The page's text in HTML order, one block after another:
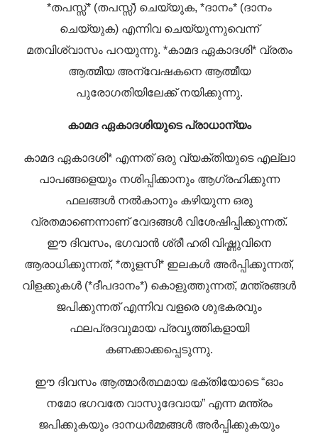
*തപസ്സ്* (തപസ്സ്) ചെയ്യുക, *ദാനം* (ദാനം
ചെയ്യുക) എന്നിവ ചെയ്യുന്നുവെന്ന്
മതവിശ്വാസം പറയുന്നു. *കാമദ ഏകാദശി* വ്രതം
ആത്മീയ അന്വേഷകനെ ആത്മീയ
പുരോഗതിയിലേക്ക് നയിക്കുന്നു.
കാമദ ഏകാദശിയുടെ പ്രാധാന്യം
കാമദ ഏകാദശി* എന്നത് ഒരു വ്യക്തിയുടെ എല്ലാ
പാപങ്ങളെയും നശിപ്പിക്കാനും ആഗ്രഹിക്കുന്ന
ഫലങ്ങൾ നൽകാനും കഴിയുന്ന ഒരു
വ്രതമാണെന്നാണ് വേദങ്ങൾ വിശേഷിപ്പിക്കുന്നത്.
ഈ ദിവസം, ഭഗവാൻ ശ്രീ ഹരി വിഷ്ണുവിനെ
ആരാധിക്കുന്നത്, *തുളസി* ഇലകൾ അർപ്പിക്കുന്നത്,
വിളക്കുകൾ (*ദീപദാനം*) കൊളുത്തുന്നത്, മന്ത്രങ്ങൾ
ജപിക്കുന്നത് എന്നിവ വളരെ ശുഭകരവും
ഫലപ്രദവുമായ പ്രവൃത്തികളായി
കണക്കാക്കപ്പെടുന്നു.
ഈ ദിവസം ആത്മാർത്ഥമായ ഭക്തിയോടെ “ഓം
നമോ ഭഗവതേ വാസുദേവായ” എന്ന മന്ത്രം
ജപിക്കുകയും ദാനധർമ്മങ്ങൾ അർപ്പിക്കുകയും